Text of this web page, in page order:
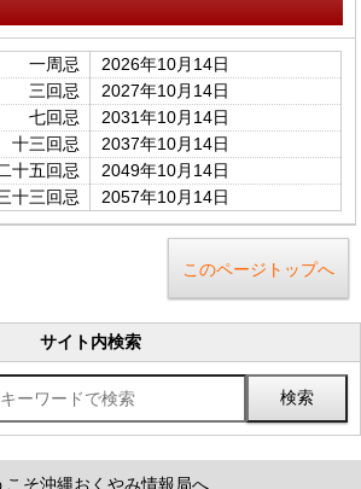
一周忌
2026年10月14日
三回忌
2027年10月14日
七回忌
2031年10月14日
十三回忌
2037年10月14日
十五回忌
2049年10月14日
十三回忌
2057年10月14日
このページトップへ
サイト内検索
こそ沖縄おくやみ情報局へ